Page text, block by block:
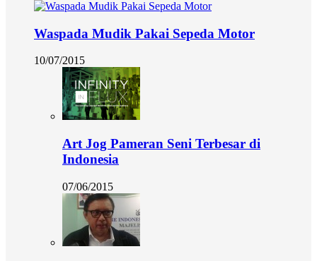
Waspada Mudik Pakai Sepeda Motor
10/07/2015
Art Jog Pameran Seni Terbesar di
Indonesia
07/06/2015